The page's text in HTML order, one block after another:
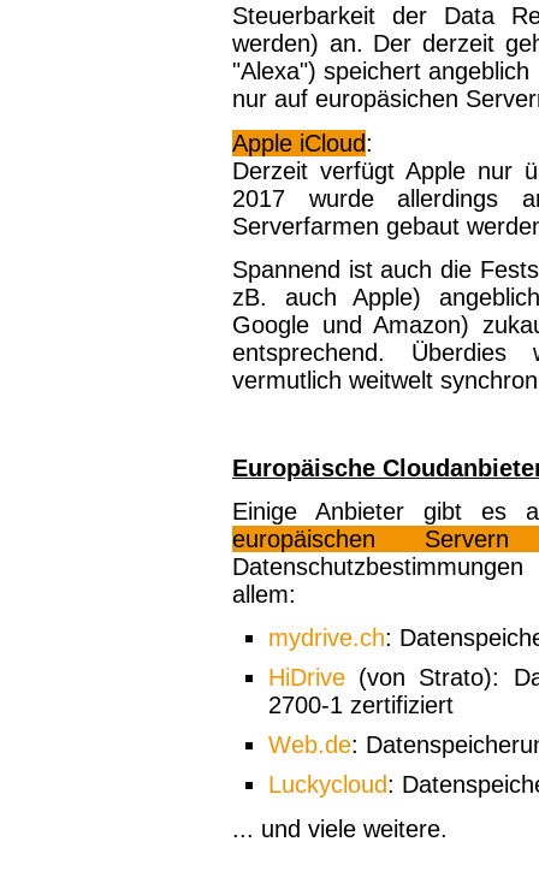
Steuerbarkeit der Data
werden) an. Der derzeit
"Alexa") speichert
nur auf europäsichen
Apple iCloud:
Derzeit verfügt Apple nur
2017 wurde allerdings
Serverfarmen gebaut
Spannend ist auch die
zB. auch Apple)
Google und Amazon)
entsprechend. Überdies
vermutlich weitwelt
Europäische
Einige Anbieter gibt es
europäischen Servern
allem:
mydrive.ch:
HiDrive (von Strato):
2700-1 zertifiziert
Web.de:
Luckycloud:
... und viele weitere.